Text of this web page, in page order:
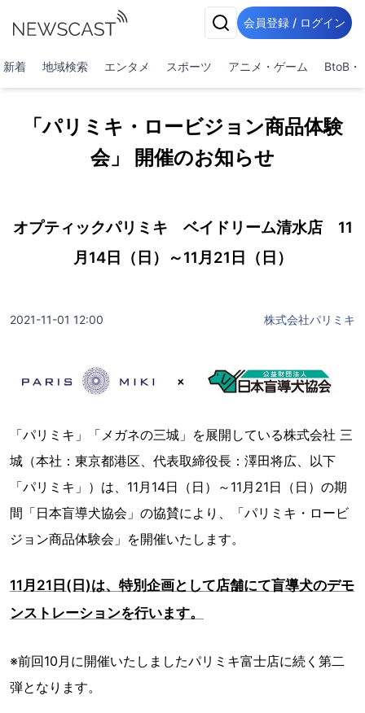
会員登録 / ログイン
新着 地域検索 エンタメ スポーツ アニメ・ゲーム BtoB・
「パリミキ・ロービジョン商品体験
会」 開催のお知らせ
オプティックパリミキ ベイドリーム清水店 11
月14日（日）～11月21日（日）
2021-11-01 12:00 株式会社パリミキ
「パリミキ」「メガネの三城」を展開している株式会社 三
城（本社：東京都港区、代表取締役長：澤田将広、以下
「パリミキ」）は、11月14日（日）～11月21日（日）の期
間「日本盲導犬協会」の協賛により、「パリミキ・ロービ
ジョン商品体験会」を開催いたします。
11月21日(日)は、特別企画として店舗にて盲導犬のデモ
ンストレーションを行います。
※前回10月に開催いたしましたパリミキ富士店に続く第二
弾となります。